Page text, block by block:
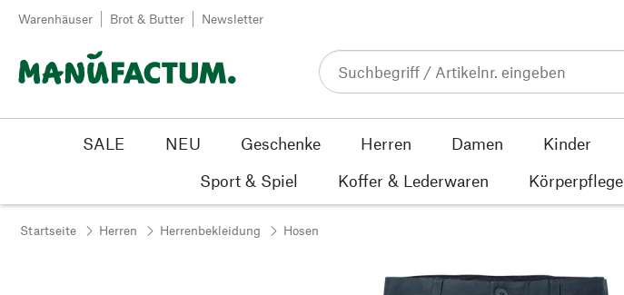
Zum Inhalt springen
Warenhäuser Brot & Butter Newsletter
SALE NEU Geschenke Herren Damen Kinder
Sport & Spiel
Koffer & Lederwaren Körperpflege
Startseite Herren Herrenbekleidung Hosen